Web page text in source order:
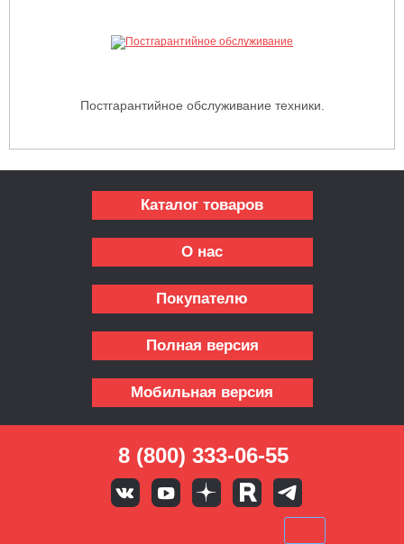
Постгарантийное обслуживание техники.
Каталог товаров
О нас
Покупателю
Полная версия
Мобильная версия
8 (800) 333-06-55